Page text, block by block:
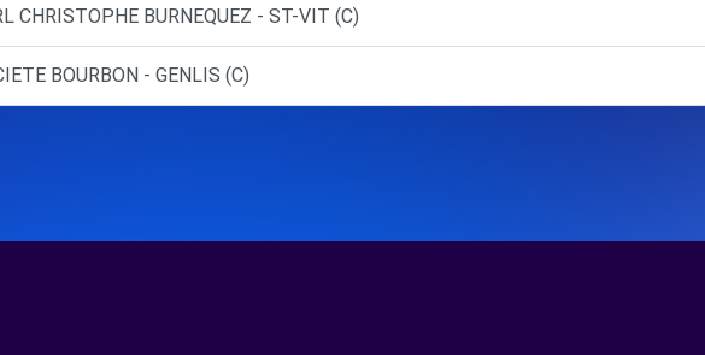
CHRISTOPHE BURNEQUEZ - ST-VIT (C)
BOURBON - GENLIS (C)